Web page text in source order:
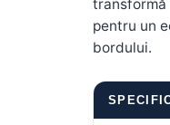
Rame adaptoare
Camere marșarier auto
pentru un
bordului.